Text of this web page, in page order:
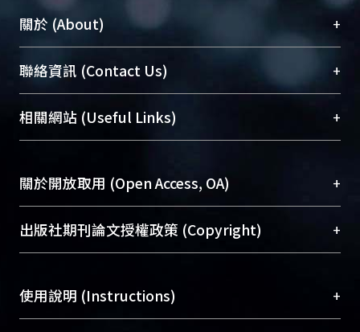
關於 (About) +
臺大位居世界頂尖大學之列，為永久珍藏及向國際
展現本校豐碩的研究成果及學術能量，圖書館整合
機構典藏（NTUR）與學術庫（AH）不同功能平
台，成為臺大學術典藏NTU scholars。期能整合研
成果。
To permanently archive and promote researcher
profiles and scholarly works, Library integrates the
services of “NTU Repository” with “Academic
聯絡資訊 (Contact Us) +
總館學科館員(Main Library)
醫學圖書館學科館員(Medical Library)
Sciences Library)
相關網站 (Useful Links) +
關於開放取用 (Open Access, OA) +
開放取用是從使用者角度提升資訊取用性的社會運
動，應用在學術研究上是透過將研究著作公開供使
用逐年攀升。同時可加速研究發展、提升研究影響
出版社期刊論文授權政策 (Copyright) +
含部分內容的版權非匯入者所有，或由第三方贊
助與合作完成，請確認該版權所有者及第三方同
使用說明 (Instructions) +